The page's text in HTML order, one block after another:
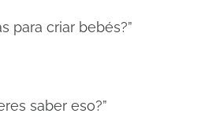
para criar bebés?”
saber eso?”